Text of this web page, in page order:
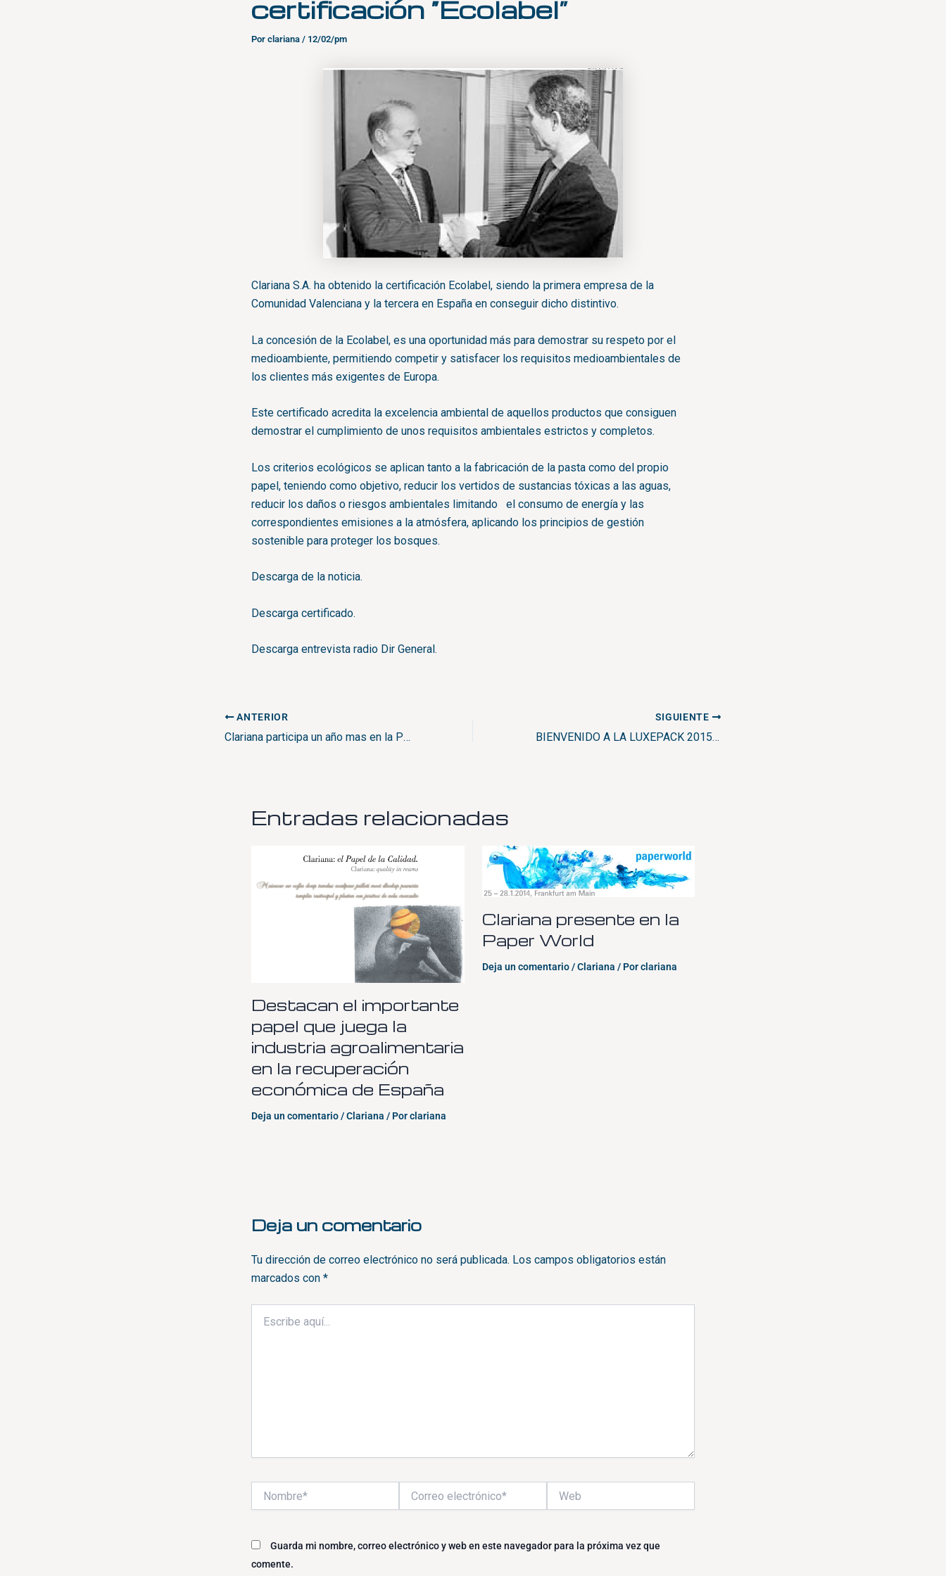
certificación “Ecolabel”
Por clariana / 12/02/pm
Clariana S.A. ha obtenido la certificación Ecolabel, siendo la primera empresa de la
Comunidad Valenciana y la tercera en España en conseguir dicho distintivo.
La concesión de la Ecolabel, es una oportunidad más para demostrar su respeto por el
medioambiente, permitiendo competir y satisfacer los requisitos medioambientales de
los clientes más exigentes de Europa.
Este certificado acredita la excelencia ambiental de aquellos productos que consiguen
demostrar el cumplimiento de unos requisitos ambientales estrictos y completos.
Los criterios ecológicos se aplican tanto a la fabricación de la pasta como del propio
papel, teniendo como objetivo, reducir los vertidos de sustancias tóxicas a las aguas,
reducir los daños o riesgos ambientales limitando el consumo de energía y las
correspondientes emisiones a la atmósfera, aplicando los principios de gestión
sostenible para proteger los bosques.
Descarga de la noticia.
Descarga certificado.
Descarga entrevista radio Dir General.
ANTERIOR
Clariana participa un año mas en la PaperWorld
SIGUIENTE
BIENVENIDO A LA LUXEPACK 2015 MONACO – VISITENOS DEL 21 AL 23 DE OCTUBRE 2015 EN NUESTRO STAND – HALL RAVEL – RE 3
Entradas relacionadas
Destacan el importante
papel que juega la
industria agroalimentaria
en la recuperación
económica de España
Deja un comentario/Clariana / Porclariana
Clariana presente en la
Paper World
Deja un comentario /Clariana / Porclariana
Deja un comentario
Tu dirección de correo electrónico no será publicada. Los campos obligatorios están
marcados con *
aquí...
electrónico*
Guarda mi nombre, correo electrónico y web en este navegador para la próxima vez que
comente.